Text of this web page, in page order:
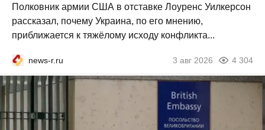
Полковник армии США в отставке Лоуренс Уилкерсон
рассказал, почему Украина, по его мнению,
приближается к тяжёлому исходу конфликта...
news-r.ru 3 авг 2026 4 304